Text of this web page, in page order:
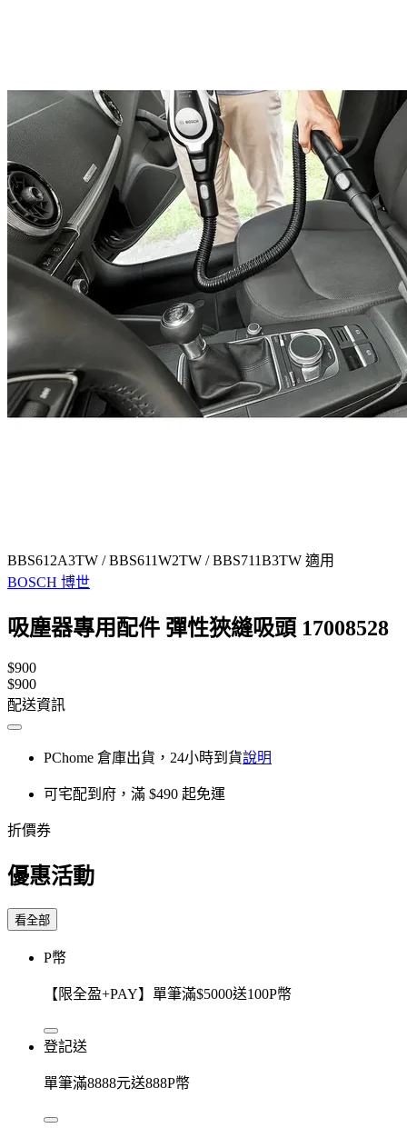
BBS612A3TW / BBS611W2TW / BBS711B3TW 適用
BOSCH 博世
吸塵器專用配件 彈性狹縫吸頭 17008528
$900
$900
配送資訊
PChome 倉庫出貨，24小時到貨說明
可宅配到府，滿 $490 起免運
折價券
優惠活動
看全部
P幣
【限全盈+PAY】單筆滿$5000送100P幣
登記送
單筆滿8888元送888P幣